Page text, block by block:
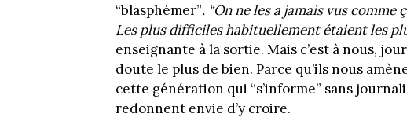
“blasphémer”. “On ne les a jamais vus
Les plus difficiles habituellement étaient les
enseignante à la sortie. Mais c’est à nous,
doute le plus de bien. Parce qu’ils nous
cette génération qui “s’informe” sans
redonnent envie d’y croire.